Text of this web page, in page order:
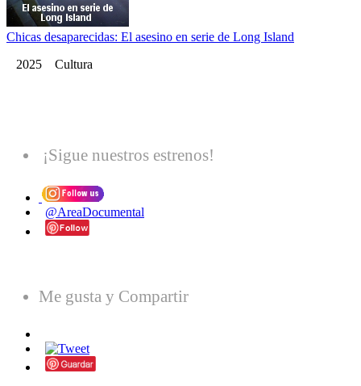
Chicas desaparecidas: El asesino en serie de Long Island
2025 Cultura
¡Sigue nuestros estrenos!
@AreaDocumental
Me gusta y Compartir